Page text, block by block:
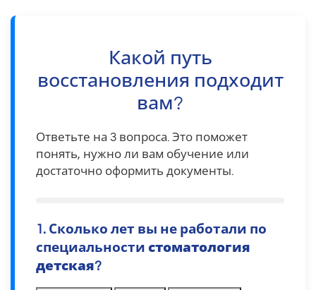
Какой путь
восстановления подходит
вам?
Ответьте на 3 вопроса. Это поможет
понять, нужно ли вам обучение или
достаточно оформить документы.
1. Сколько лет вы не работали по
специальности стоматология
детская?